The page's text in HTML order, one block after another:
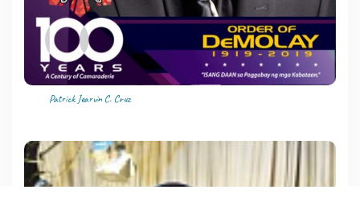
Patrick Jearvin C. Cruz